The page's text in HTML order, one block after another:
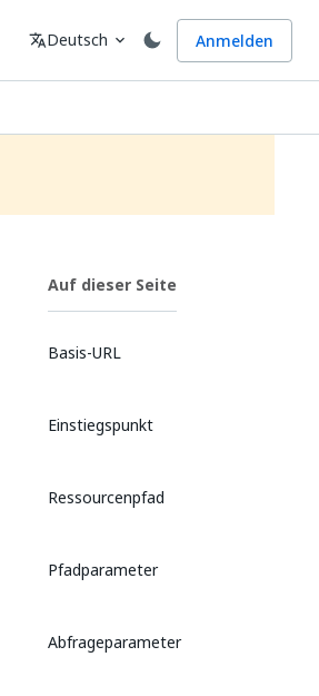
Sprache
translateDeutsch expand_more Anmelden
Auf dieser Seite
Basis-URL
Einstiegspunkt
Ressourcenpfad
Pfadparameter
Abfrageparameter